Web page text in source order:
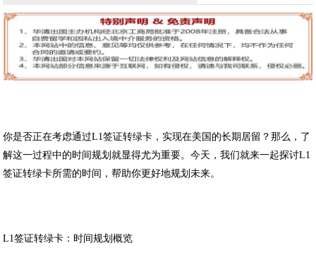
你是否正在考虑通过L1签证转绿卡，实现在美国的长期居留？那么，了
解这一过程中的时间规划就显得尤为重要。今天，我们就来一起探讨L1
签证转绿卡所需的时间，帮助你更好地规划未来。
L1签证转绿卡：时间规划概览